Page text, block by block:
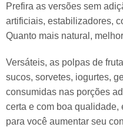
Prefira as versões sem
artificiais, estabilizadores,
Quanto mais natural,
Versáteis, as polpas de
sucos, sorvetes, iogurtes,
consumidas nas porções
certa e com boa
para você aumentar seu